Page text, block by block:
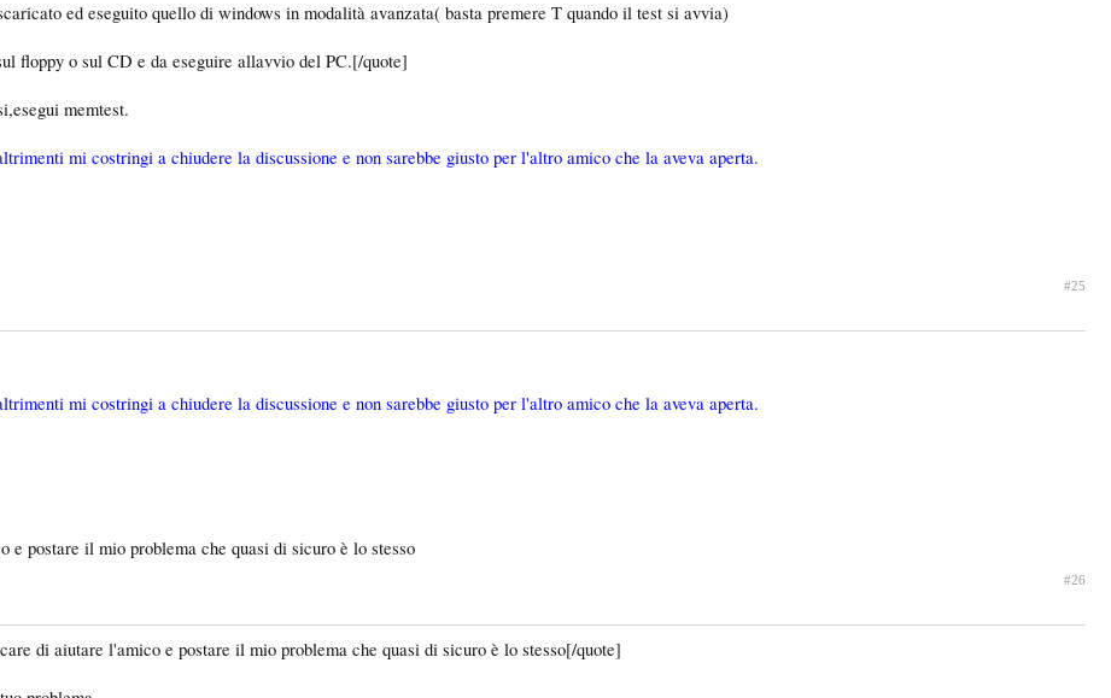
ed eseguito quello di windows in modalità avanzata( basta premere T quando il test si avvia)
floppy o sul CD e da eseguire allavvio del PC.[/quote]
memtest.
mi costringi a chiudere la discussione e non sarebbe giusto per l'altro amico che la aveva aperta.
#25
mi costringi a chiudere la discussione e non sarebbe giusto per l'altro amico che la aveva aperta.
e postare il mio problema che quasi di sicuro è lo stesso
#26
di aiutare l'amico e postare il mio problema che quasi di sicuro è lo stesso[/quote]